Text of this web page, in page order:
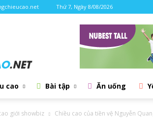
Thứ 7, Ngày 8/08/2026
cao Bài tập Ăn uống
giới showbiz Chiều cao của tiền vệ Nguyễn